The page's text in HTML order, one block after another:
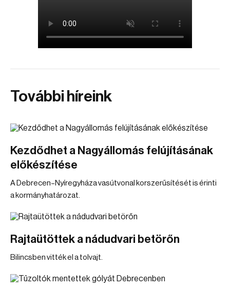
További híreink
Kezdődhet a Nagyállomás felújításának
előkészítése
A Debrecen–Nyíregyháza vasútvonal korszerűsítését is érinti
a kormányhatározat.
Rajtaütöttek a nádudvari betörőn
Bilincsben vitték el a tolvajt.